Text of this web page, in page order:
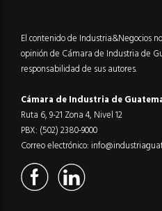
El contenido de Industria&Negocios
opinión de Cámara de Industria de
responsabilidad de sus autores.
Cámara de Industria de
Ruta 6, 9-21 Zona 4, Nivel 12
PBX: (502) 2380-9000
Correo electrónico: